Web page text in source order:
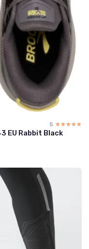
5 ☆☆☆☆☆
★★★★★
EU Rabbit Black